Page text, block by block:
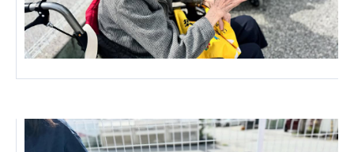
あげお共生の家
医療法人 京都翔医会
西京都病院
西京都クリニック
桂寿の郷
訪問看護ステーション秋桜